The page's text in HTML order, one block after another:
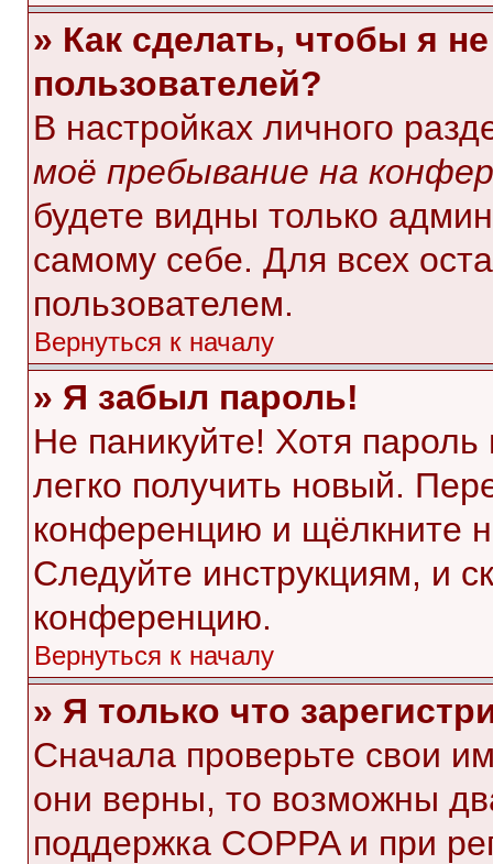
» Как сделать, чтобы я
пользователей?
В настройках личного
моё пребывание на
будете видны только
самому себе. Для всех
пользователем.
Вернуться к началу
» Я забыл пароль!
Не паникуйте! Хотя
легко получить новый.
конференцию и щёлкните
Следуйте инструкциям, и
конференцию.
Вернуться к началу
» Я только что
Сначала проверьте свои
они верны, то возможны
поддержка COPPA и при